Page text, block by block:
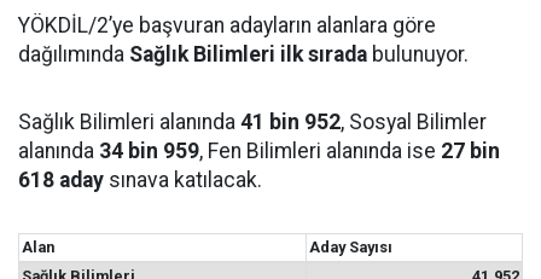
YÖKDİL/2’ye başvuran adayların alanlara göre
dağılımında Sağlık Bilimleri ilk sırada bulunuyor.
Sağlık Bilimleri alanında 41 bin 952, Sosyal Bilimler
alanında 34 bin 959, Fen Bilimleri alanında ise 27 bin
618 aday sınava katılacak.
Alan
Aday Sayısı